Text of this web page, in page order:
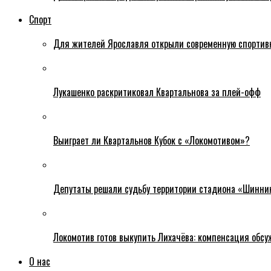
Спорт
Для жителей Ярославля открыли современную
Лукашенко раскритиковал Квартальнова за плей-офф
Выиграет ли Квартальнов Кубок с «Локомотивом»?
Депутаты решали судьбу территории стадиона
Локомотив готов выкупить Лихачёва: компенсация
О нас